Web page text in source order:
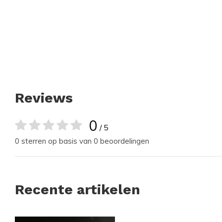
Reviews
0 / 5
0 sterren op basis van 0 beoordelingen
Recente artikelen